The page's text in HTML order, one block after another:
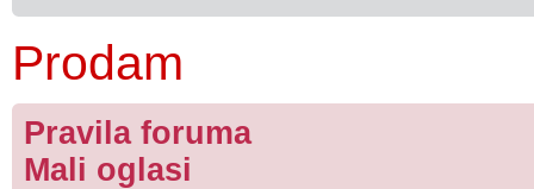
Prodam
Pravila foruma
Mali oglasi